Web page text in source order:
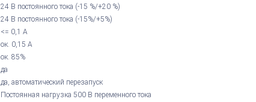
24 В постоянного тока (-15 %/+20 %)
24 В постоянного тока (-15%/+5%)
<= 0,1 А
ок. 0,15 А
ок. 85%
да
да, автоматический перезапуск
Постоянная нагрузка 500 В переменного тока